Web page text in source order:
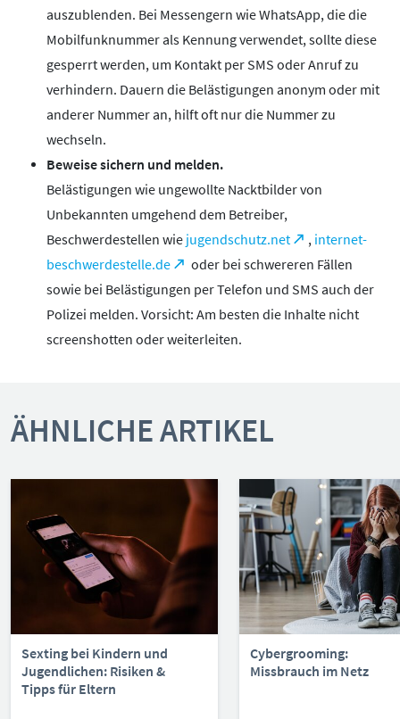
auszublenden. Bei Messengern wie WhatsApp, die die
Mobilfunknummer als Kennung verwendet, sollte diese
gesperrt werden, um Kontakt per SMS oder Anruf zu
verhindern. Dauern die Belästigungen anonym oder mit
anderer Nummer an, hilft oft nur die Nummer zu
wechseln.
Beweise sichern und melden.
Belästigungen wie ungewollte Nacktbilder von
Unbekannten umgehend dem Betreiber,
Beschwerdestellen wie jugendschutz.net , internet-
beschwerdestelle.de
oder bei schwereren Fällen
sowie bei Belästigungen per Telefon und SMS auch der
Polizei melden. Vorsicht: Am besten die Inhalte nicht
screenshotten oder weiterleiten.
ÄHNLICHE ARTIKEL
Sexting bei Kindern und
Jugendlichen: Risiken &
Tipps für Eltern
Cybergrooming:
Missbrauch im Netz